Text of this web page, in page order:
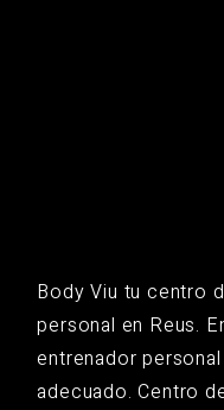
Body Viu tu centro
personal en Reus.
entrenador
adecuado. Centro